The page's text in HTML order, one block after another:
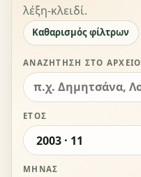
λέξη-κλειδί.
Καθαρισμός φίλτρων
ΑΝΑΖΉΤΗΣΗ ΣΤΟ ΑΡΧΕΊΟ
ΈΤΟΣ
ΜΉΝΑΣ